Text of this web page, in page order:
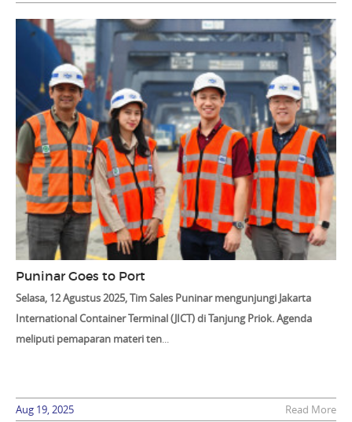
Puninar Goes to Port
Selasa, 12 Agustus 2025, Tim Sales Puninar mengunjungi Jakarta
International Container Terminal (JICT) di Tanjung Priok. Agenda
meliputi pemaparan materi ten...
Aug 19, 2025 Read More